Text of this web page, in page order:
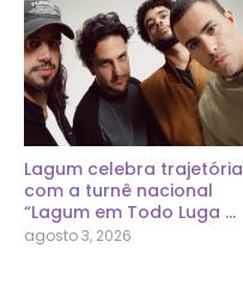
Lagum celebra trajetória
com a turnê nacional
“Lagum em Todo Luga ...
agosto 3, 2026